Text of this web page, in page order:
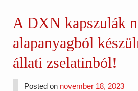
A DXN kapszulák
alapanyagból
állati zselatinból!
Posted on november 18, 2023